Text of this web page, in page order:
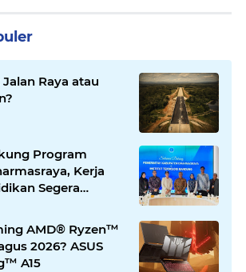
Raya atau
Program
Kerja
Segera
AMD® Ryzen™
2026? ASUS
A15